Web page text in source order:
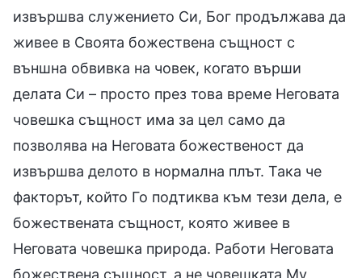
извършва служението Си, Бог продължава да
живее в Своята божествена същност с
външна обвивка на човек, когато върши
делата Си – просто през това време Неговата
човешка същност има за цел само да
позволява на Неговата божественост да
извършва делото в нормална плът. Така че
факторът, който Го подтиква към тези дела, е
божествената същност, която живее в
Неговата човешка природа. Работи Неговата
божествена същност, а не човешката Му